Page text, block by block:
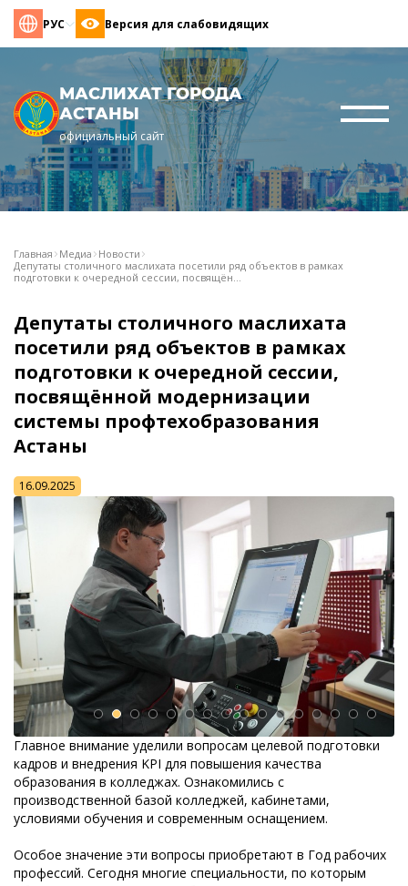
РУС Версия для слабовидящих
МАСЛИХАТ ГОРОДА
АСТАНЫ
официальный сайт
Главная Медиа Новости
Депутаты столичного маслихата посетили ряд объектов в рамках
подготовки к очередной сессии, посвящён...
Депутаты столичного маслихата
посетили ряд объектов в рамках
подготовки к очередной сессии,
посвящённой модернизации
системы профтехобразования
Астаны
16.09.2025
Главное внимание уделили вопросам целевой подготовки
кадров и внедрения KPI для повышения качества
образования в колледжах. Ознакомились с
производственной базой колледжей, кабинетами,
условиями обучения и современным оснащением.
Особое значение эти вопросы приобретают в Год рабочих
профессий. Сегодня многие специальности, по которым